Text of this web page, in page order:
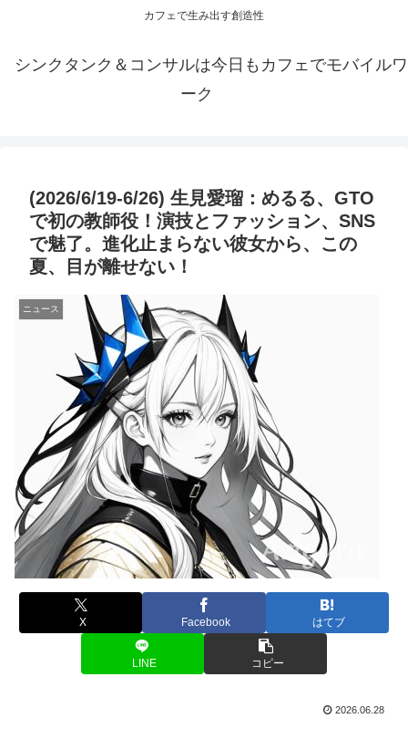
カフェで生み出す創造性
シンクタンク＆コンサルは今日もカフェでモバイルワ
ーク
(2026/6/19-6/26) 生見愛瑠：めるる、GTO
で初の教師役！演技とファッション、SNS
で魅了。進化止まらない彼女から、この
夏、目が離せない！
ニュース
X Facebook はてブ
LINE コピー
2026.06.28